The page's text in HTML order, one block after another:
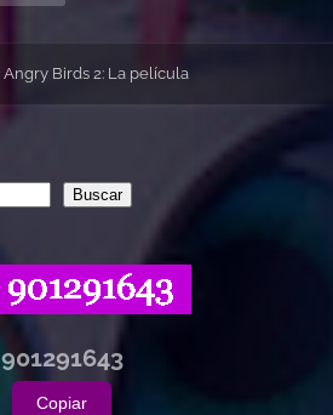
Angry Birds 2: La película
Buscar
901291643
Copiar